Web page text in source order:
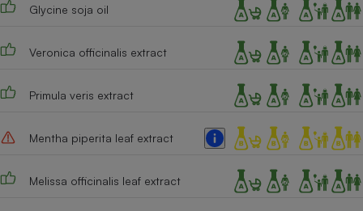
Glycine soja oil
Veronica officinalis extract
Primula veris extract
Mentha piperita leaf extract
Melissa officinalis leaf extract